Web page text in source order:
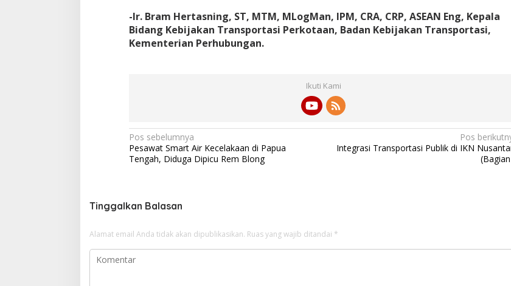
-Ir. Bram Hertasning, ST, MTM, MLogMan, IPM, CRA, CRP, ASEAN Eng, Kepala
Bidang Kebijakan Transportasi Perkotaan, Badan Kebijakan Transportasi,
Kementerian Perhubungan.
Ikuti Kami
N
a
g
s
i
Pos sebelumnya
Pesawat Smart Air Kecelakaan di Papua
Tengah, Diduga Dipicu Rem Blong
Pos
Integrasi Transportasi Publik di IKN
Tinggalkan Balasan
Alamat email Anda tidak akan dipublikasikan. Ruas yang wajib ditandai *